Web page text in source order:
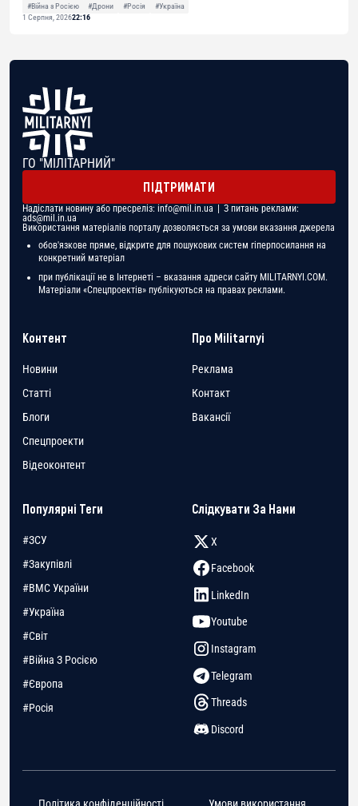
#Війна з Росією
#Дрони #Росія
#Україна
1 Серпня, 202622:16
ГО "МІЛІТАРНИЙ"
ПІДТРИМАТИ
Надіслати новину або пресреліз: info@mil.in.ua | З питань реклами:
ads@mil.in.ua
Використання матеріалів порталу дозволяється за умови вказання джерела
обов'язкове пряме, відкрите для пошукових систем гіперпосилання на
конкретний матеріал
при публікації не в Інтернеті – вказання адреси сайту MILITARNYI.COM.
Матеріали «Спецпроектів» публікуються на правах реклами.
Контент
Новини
Статті
Блоги
Спецпроекти
Відеоконтент
Про Militarnyi
Реклама
Контакт
Вакансії
Популярні Теги
#ЗСУ
#Закупівлі
#ВМС України
#Україна
#Світ
#Війна З Росією
#Європа
#Росія
Слідкувати За Нами
X
Facebook
LinkedIn
Youtube
Instagram
Telegram
Threads
Discord
Політика конфіденційності Умови використання